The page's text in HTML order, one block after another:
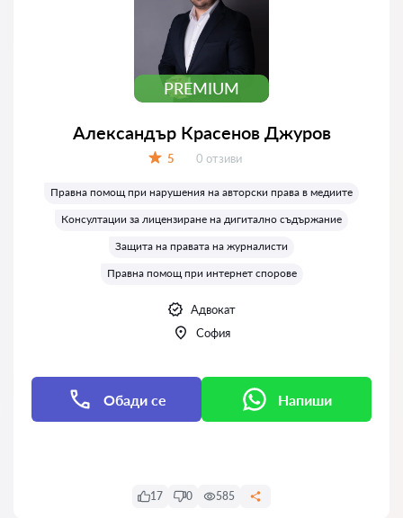
PREMIUM
Александър Красенов Джуров
5 Отзиви:
0 отзиви
Правна помощ при нарушения на авторски права в медиите
Консултации за лицензиране на дигитално съдържание
Защита на правата на журналисти
Правна помощ при интернет спорове
Адвокат
София
Обади се Напиши
17 0 585